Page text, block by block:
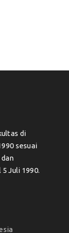
di
sesuai
Juli 1990.